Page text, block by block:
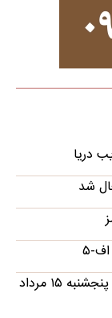
دریا
۵
قیمت محصولات ایران‌خودرو و سایپا امروز پنجشنبه ۱۵ مرداد